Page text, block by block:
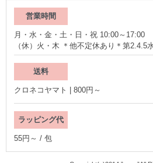
営業時間
月・水・金・土・日・祝 10:00～17:00
（休）火・木 ＊他不定休あり＊第2.4.5
送料
クロネコヤマト | 800円～
ラッピング代
55円～ / 包